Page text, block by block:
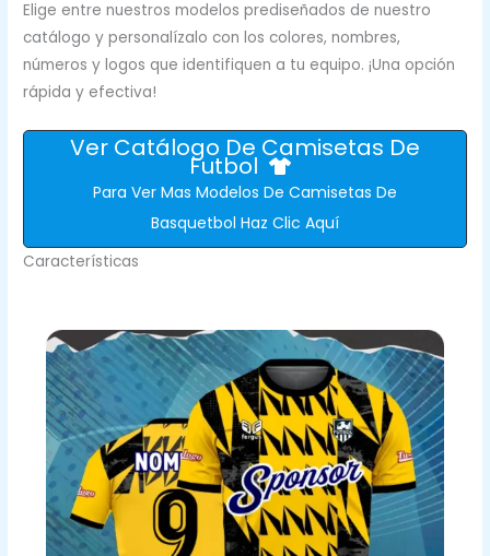
Elige entre nuestros modelos prediseñados de nuestro
catálogo y personalízalo con los colores, nombres,
números y logos que identifiquen a tu equipo. ¡Una opción
rápida y efectiva!
Ver Catálogo De Camisetas De
Futbol
Para Ver Mas Modelos De Camisetas De
Basquetbol Haz Clic Aquí
Características